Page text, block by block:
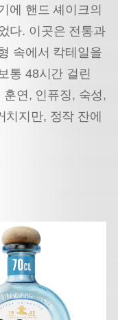
에 핸드 셰이크의
다. 이곳은 전통과
속에서 칵테일을
통 48시간 걸린
연, 인퓨징, 숙성,
지만, 정작 잔에